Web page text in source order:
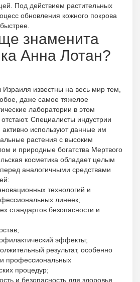
Под действием растительных
обновления кожного покрова
знаменита
Анна Лотан?
известны на весь мир тем,
даже самое тяжелое
лаборатории в этом
Специалисты индустрии
используют данные им
растения с высоким
и природные богатства Мертвого
косметика обладает целым
аналогичными средствами
технологий и
линеек;
стандартов безопасности и
эффекты;
результат, особенно
профессиональных
процедур;
и безопасность для здоровья.